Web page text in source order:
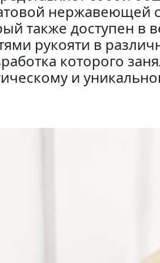
нержавеющей
также доступен
рукояти в
которого
и